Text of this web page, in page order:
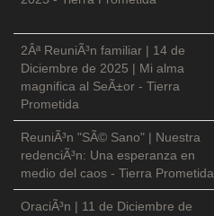
2Âª ReuniÃ³n familiar | 14 de
Diciembre de 2025 | Mi alma
magnifica al SeÃ±or - Tierra
Prometida
ReuniÃ³n "SÃ© Sano" | Nuestra
redenciÃ³n: Una esperanza en
medio del caos - Tierra Prometida
OraciÃ³n | 11 de Diciembre de